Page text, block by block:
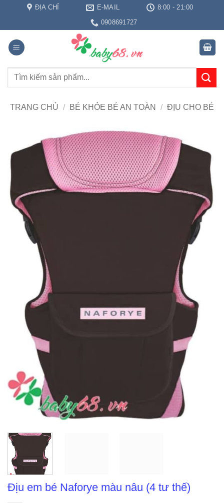
nội
dung
ĐỊA CHỈ E-MAIL
8:00 - 21:00
0908691727
Tìm
TRANG CHỦ / BÉ KHỎE BÉ AN TOÀN / ĐỊU CHO BÉ
Địu em bé Naforye màu nâu (4 tư thế)